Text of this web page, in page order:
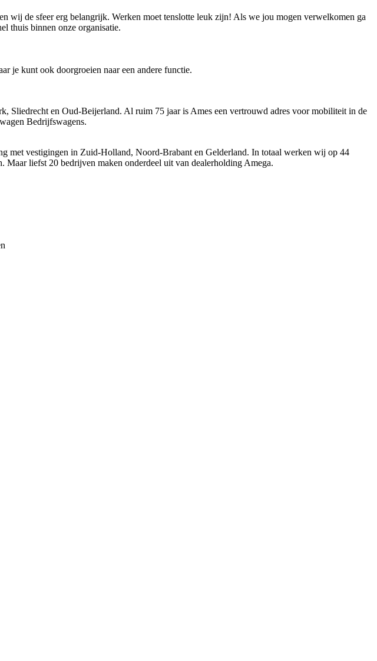
wij de sfeer erg belangrijk. Werken moet tenslotte leuk zijn! Als we jou mogen verwelkomen ga
thuis binnen onze organisatie.
je kunt ook doorgroeien naar een andere functie.
Sliedrecht en Oud-Beijerland. Al ruim 75 jaar is Ames een vertrouwd adres voor mobiliteit in de
Bedrijfswagens.
met vestigingen in Zuid-Holland, Noord-Brabant en Gelderland. In totaal werken wij op 44
Maar liefst 20 bedrijven maken onderdeel uit van dealerholding Amega.